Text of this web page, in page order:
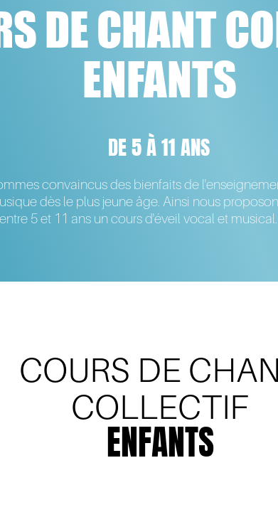
DE CHANT
ENFANTS
DE 5 À 11 ANS
convaincus des bienfaits de
dès le plus jeune âge. Ainsi nous
5 et 11 ans un cours d'éveil vocal et musical.
COURS DE
COLLECTIF
ENFANTS